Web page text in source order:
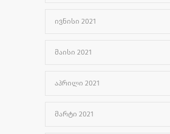
ᲘᲕᲜᲘᲡᲘ 2021
ᲛᲐᲘᲡᲘ 2021
ᲐᲞᲠᲘᲚᲘ 2021
ᲛᲐᲠᲢᲘ 2021